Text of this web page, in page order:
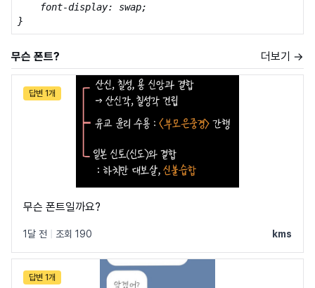
네이버의 모든 폰트 보기 →
    font-display: swap;
}
무슨 폰트? 더보기 →
답변 1개
무슨 폰트일까요?
1달 전 조회 190 kms
답변 1개